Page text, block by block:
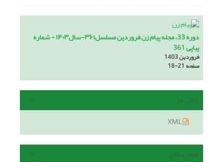
دوره 33، مجله پیام زن فروردین مسلسل۳۶۱-سال۱۴۰۳ - شماره
پیاپی 361
فروردین 1403
صفحه18-21
فایل ها
هم رسانی